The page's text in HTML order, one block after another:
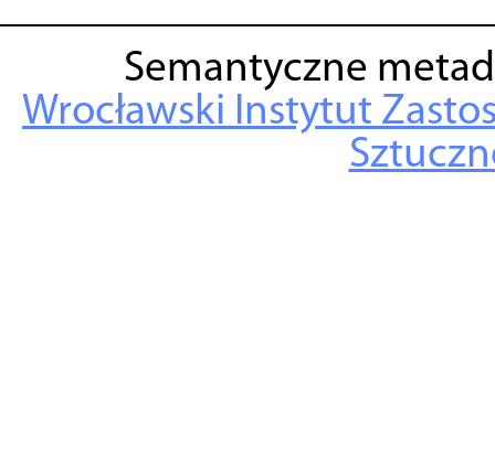
Semantyczne
Wrocławski Instytut